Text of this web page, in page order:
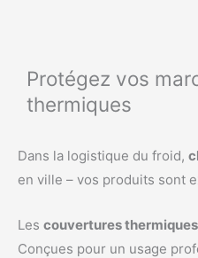
Protégez vos
thermiques
Dans la logistique du froid,
en ville – vos produits sont
Les couvertures thermiques
Conçues pour un usage